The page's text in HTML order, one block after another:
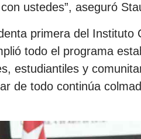
ustedes”, aseguró
primera del Instituto
todo el programa
estudiantiles y
de todo continúa